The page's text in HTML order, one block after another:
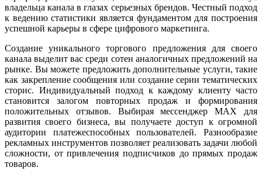
владельца канала в глазах серьезных брендов. Честный подход
к ведению статистики является фундаментом для построения
успешной карьеры в сфере цифрового маркетинга.
Создание уникального торгового предложения для своего
канала выделит вас среди сотен аналогичных предложений на
рынке. Вы можете предложить дополнительные услуги, такие
как закрепление сообщения или создание серии тематических
сторис. Индивидуальный подход к каждому клиенту часто
становится залогом повторных продаж и формирования
положительных отзывов. Выбирая мессенджер MAX для
развития своего бизнеса, вы получаете доступ к огромной
аудитории платежеспособных пользователей. Разнообразие
рекламных инструментов позволяет реализовать задачи любой
сложности, от привлечения подписчиков до прямых продаж
товаров.